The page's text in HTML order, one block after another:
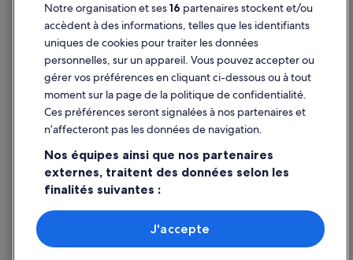
Aide
Assistance
Annuler votre vol
Annuler une réservation d'hôtel ou de location de vacances
Délais de remboursement
Documents de voyage internationaux
Parmi les moyens de paiement acceptés sur expedia.fr figurent :
Notre organisation et ses16 partenaires stockent et/ou
accèdent à des informations, telles que les identifiants
uniques de cookies pour traiter les données
personnelles, sur un appareil. Vous pouvez accepter ou
gérer vos préférences en cliquant ci-dessous ou à tout
moment sur la page de la politique de confidentialité.
Ces préférences seront signalées à nos partenaires et
n’affecteront pas les données de navigation.
Nos équipes ainsi que nos partenaires
externes, traitent des données selon les
finalités suivantes :
Utiliser des données de géolocalisation précises. Analyser
activement les caractéristiques de l’appareil pour
l’identification. Stocker et/ou accéder à des informations
J'accepte